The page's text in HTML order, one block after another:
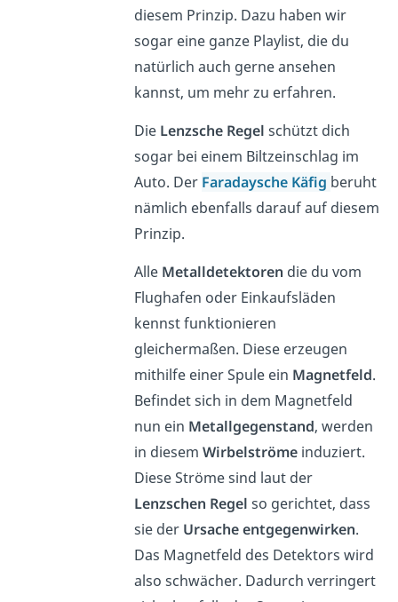
diesem Prinzip. Dazu haben wir
sogar eine ganze Playlist, die du
natürlich auch gerne ansehen
kannst, um mehr zu erfahren.
Die Lenzsche Regel schützt dich
sogar bei einem Biltzeinschlag im
Auto. Der Faradaysche Käfig beruht
nämlich ebenfalls darauf auf diesem
Prinzip.
Alle Metalldetektoren die du vom
Flughafen oder Einkaufsläden
kennst funktionieren
gleichermaßen. Diese erzeugen
mithilfe einer Spule ein Magnetfeld.
Befindet sich in dem Magnetfeld
nun ein Metallgegenstand, werden
in diesem Wirbelströmeinduziert.
Diese Ströme sind laut der
Lenzschen Regel so gerichtet, dass
sie der Ursache entgegenwirken.
Das Magnetfeld des Detektors wird
also schwächer. Dadurch verringert